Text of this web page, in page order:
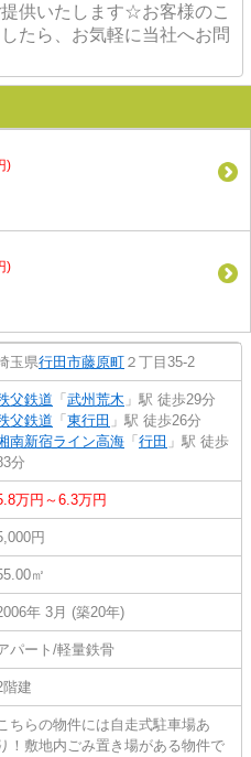
供いたします☆お客様のこ
たら、お気軽に当社へお問
)
)
玉県行田市藤原町 ２丁目35-2
父鉄道 「 武州荒木 」駅 徒歩29分
父鉄道 「 東行田 」駅 徒歩26分
南新宿ライン高海 「 行田 」駅 徒歩
分
万円～6.3万円
円
㎡
年 3月 (築20年)
パート/軽量鉄骨
階建
ちらの物件には自走式駐車場あ
り！敷地内ごみ置き場がある物件で